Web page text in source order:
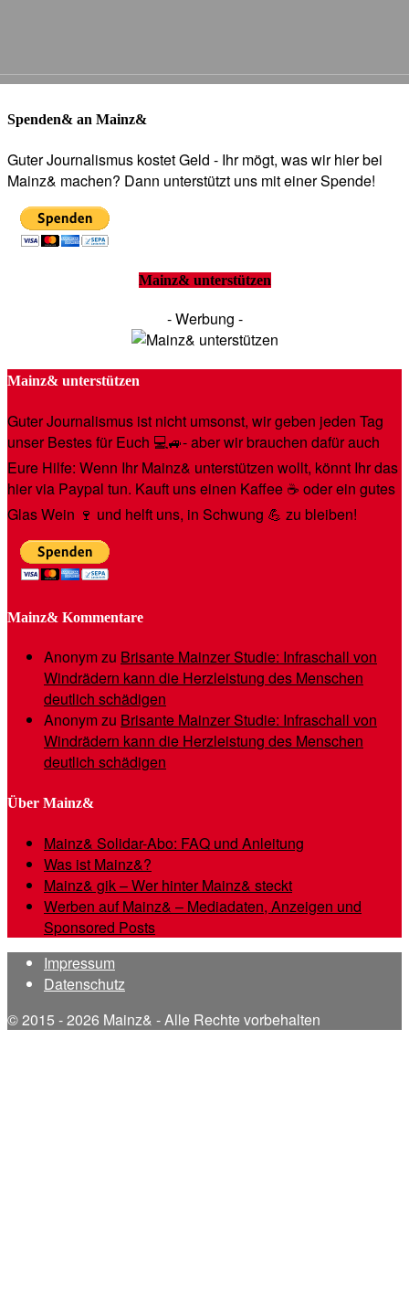
Spenden& an Mainz&
Guter Journalismus kostet Geld - Ihr mögt, was wir hier bei
Mainz& machen? Dann unterstützt uns mit einer Spende!
Mainz& unterstützen
- Werbung -
Mainz& unterstützen
Guter Journalismus ist nicht umsonst, wir geben jeden Tag
unser Bestes für Euch 💻🚙- aber wir brauchen dafür auch
Eure Hilfe: Wenn Ihr Mainz& unterstützen wollt, könnt Ihr das
hier via Paypal tun. Kauft uns einen Kaffee ☕️ oder ein gutes
Glas Wein 🍷 und helft uns, in Schwung 💪 zu bleiben!
Mainz& Kommentare
Anonymzu Brisante Mainzer Studie: Infraschall von
Windrädern kann die Herzleistung des Menschen
deutlich schädigen
Anonymzu Brisante Mainzer Studie: Infraschall von
Windrädern kann die Herzleistung des Menschen
deutlich schädigen
Über Mainz&
Mainz& Solidar-Abo: FAQ und Anleitung
Was ist Mainz&?
Mainz& gik – Wer hinter Mainz& steckt
Werben auf Mainz& – Mediadaten, Anzeigen und
Sponsored Posts
Impressum
Datenschutz
© 2015 - 2026 Mainz& - Alle Rechte vorbehalten